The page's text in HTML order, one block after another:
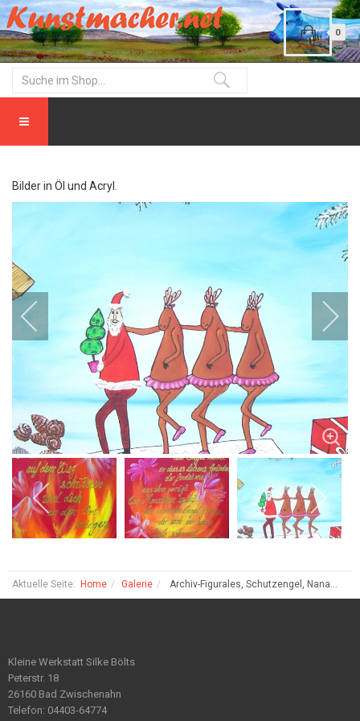
0
Bilder in Öl und Acryl.
Aktuelle Seite: Home Galerie Archiv-Figurales, Schutzengel, Nana...
Kleine Werkstatt Silke Bölts
Peterstr. 18
26160 Bad Zwischenahn
Telefon: 04403-64774